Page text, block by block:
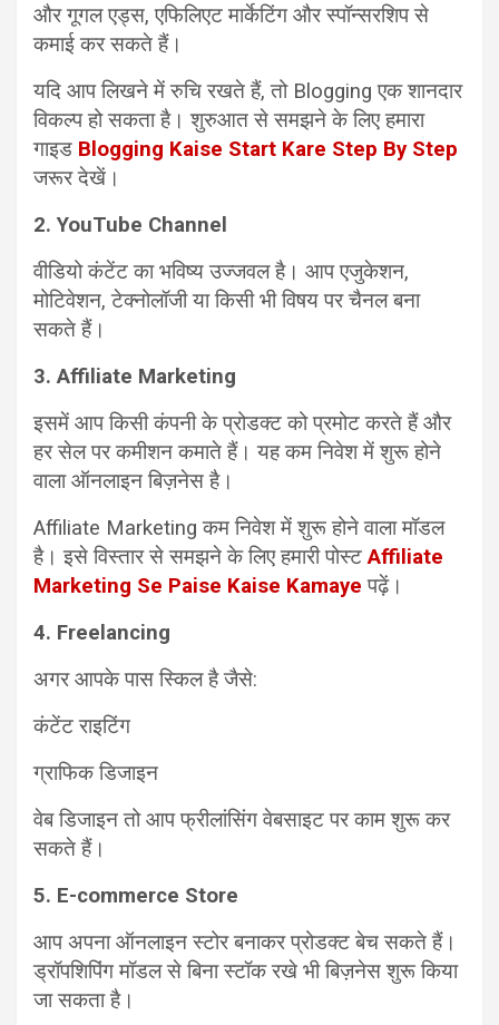
और गूगल एड्स, एफिलिएट मार्केटिंग और स्पॉन्सरशिप से
कमाई कर सकते हैं।
यदि आप लिखने में रुचि रखते हैं, तो Blogging एक शानदार
विकल्प हो सकता है। शुरुआत से समझने के लिए हमारा
गाइड Blogging Kaise Start Kare Step By Step
जरूर देखें।
2. YouTube Channel
वीडियो कंटेंट का भविष्य उज्जवल है। आप एजुकेशन,
मोटिवेशन, टेक्नोलॉजी या किसी भी विषय पर चैनल बना
सकते हैं।
3. Affiliate Marketing
इसमें आप किसी कंपनी के प्रोडक्ट को प्रमोट करते हैं और
हर सेल पर कमीशन कमाते हैं। यह कम निवेश में शुरू होने
वाला ऑनलाइन बिज़नेस है।
Affiliate Marketing कम निवेश में शुरू होने वाला मॉडल
है। इसे विस्तार से समझने के लिए हमारी पोस्टAffiliate
Marketing Se Paise Kaise Kamaye पढ़ें।
4. Freelancing
अगर आपके पास स्किल है जैसे:
कंटेंट राइटिंग
ग्राफिक डिजाइन
वेब डिजाइन तो आप फ्रीलांसिंग वेबसाइट पर काम शुरू कर
सकते हैं।
5. E-commerce Store
आप अपना ऑनलाइन स्टोर बनाकर प्रोडक्ट बेच सकते हैं।
ड्रॉपशिपिंग मॉडल से बिना स्टॉक रखे भी बिज़नेस शुरू किया
जा सकता है।